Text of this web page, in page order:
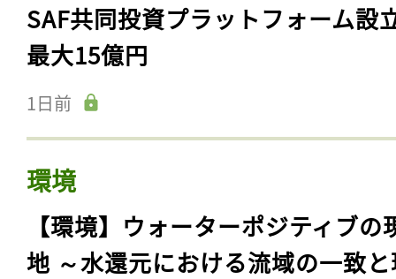
SAF共同投資プラットフォーム設
最大15億円
1日前
環境
【環境】ウォーターポジティブの
地 ～水還元における流域の一致